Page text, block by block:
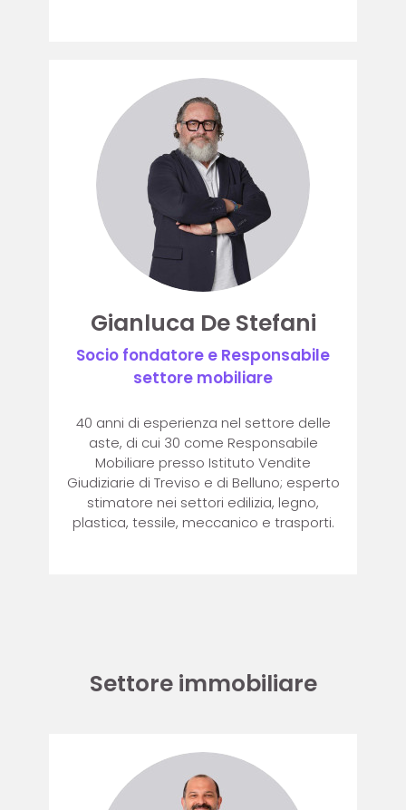
Gianluca De Stefani
Socio fondatore e Responsabile
settore mobiliare
40 anni di esperienza nel settore delle
aste, di cui 30 come Responsabile
Mobiliare presso Istituto Vendite
Giudiziarie di Treviso e di Belluno; esperto
stimatore nei settori edilizia, legno,
plastica, tessile, meccanico e trasporti.
Settore immobiliare